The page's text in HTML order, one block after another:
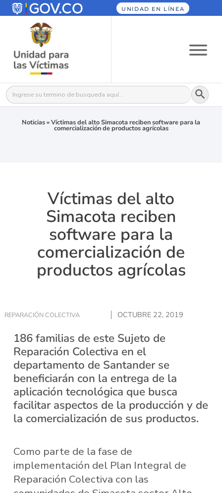
UNIDAD EN LÍNEA
Buscar: Botón
Noticias»Víctimas del alto Simacota reciben software para la
comercialización de productos agrícolas
Víctimas del alto
Simacota reciben
software para la
comercialización de
productos agrícolas
REPARACIÓN COLECTIVA OCTUBRE 22, 2019
186 familias de este Sujeto de
Reparación Colectiva en el
departamento de Santander se
beneficiarán con la entrega de la
aplicación tecnológica que busca
facilitar aspectos de la producción y de
la comercialización de sus productos.
Como parte de la fase de
implementación del Plan Integral de
Reparación Colectiva con las